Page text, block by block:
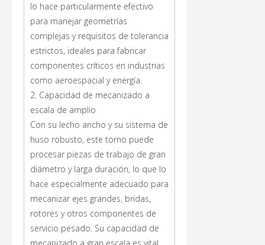
lo hace particularmente efectivo
para manejar geometrías
complejas y requisitos de tolerancia
estrictos, ideales para fabricar
componentes críticos en industrias
como aeroespacial y energía.
2. Capacidad de mecanizado a
escala de amplio
Con su lecho ancho y su sistema de
huso robusto, este torno puede
procesar piezas de trabajo de gran
diámetro y larga duración, lo que lo
hace especialmente adecuado para
mecanizar ejes grandes, bridas,
rotores y otros componentes de
servicio pesado. Su capacidad de